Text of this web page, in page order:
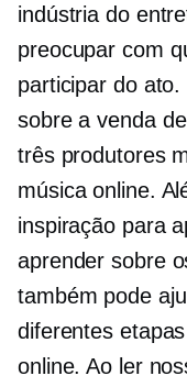
indústria do
preocupar com
participar do
sobre a venda
três produtores
música online.
inspiração para
aprender sobre
também pode
diferentes
online. Ao ler